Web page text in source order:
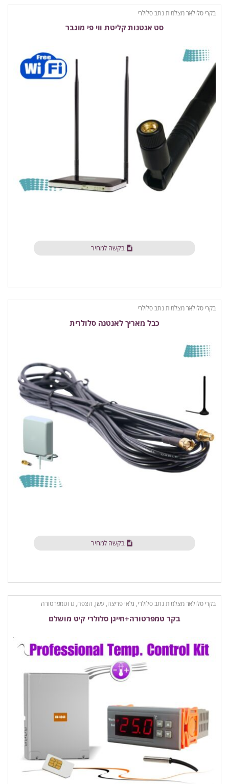
בקרי סלולאר מצלמות נתב סלולרי
סט אנטנות קליטת ווי פי מוגבר
בקשה למחיר
בקרי סלולאר מצלמות נתב סלולרי
כבל מאריך לאנטנה סלולרית
בקשה למחיר
בקרי סלולאר מצלמות נתב סלולרי, גלאי פריצה, עשן, הצפה, גז וטמפרטורה
בקר טמפרטורה+חייגן סלולרי קיט מושלם